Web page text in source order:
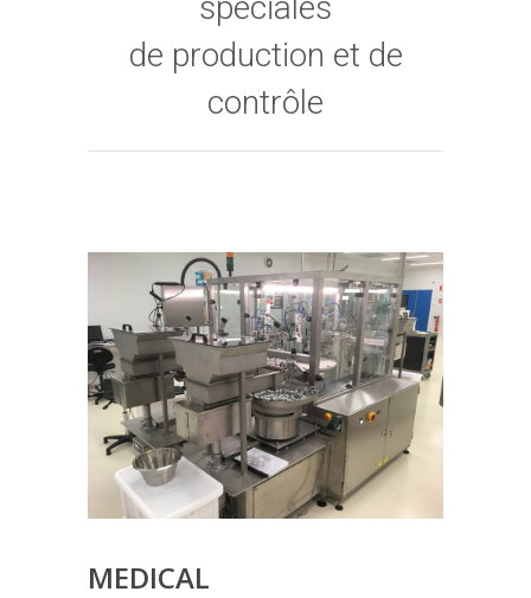
de production et de
contrôle
MEDICAL